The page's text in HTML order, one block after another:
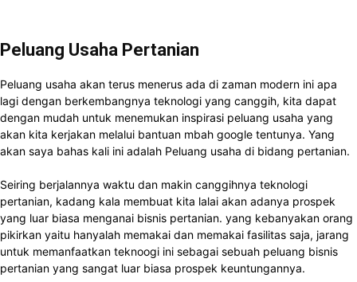
Peluang Usaha Pertanian
Peluang usaha akan terus menerus ada di zaman modern ini apa
lagi dengan berkembangnya teknologi yang canggih, kita dapat
dengan mudah untuk menemukan inspirasi peluang usaha yang
akan kita kerjakan melalui bantuan mbah google tentunya. Yang
akan saya bahas kali ini adalah Peluang usaha di bidang pertanian.
Seiring berjalannya waktu dan makin canggihnya teknologi
pertanian, kadang kala membuat kita lalai akan adanya prospek
yang luar biasa menganai bisnis pertanian. yang kebanyakan orang
pikirkan yaitu hanyalah memakai dan memakai fasilitas saja, jarang
untuk memanfaatkan teknoogi ini sebagai sebuah peluang bisnis
pertanian yang sangat luar biasa prospek keuntungannya.